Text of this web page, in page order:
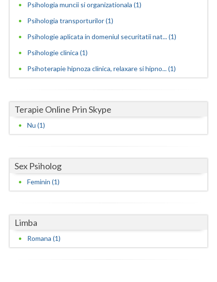
Neamt
Salaj
Sibiu
Suceava
Timis
Tulcea
Vaslui
Vrancea
Psihologia muncii si organizationala (1)
Psihologia transporturilor (1)
Psihologie aplicata in domeniul securitatii nat... (1)
Psihologie clinica (1)
Psihoterapie hipnoza clinica, relaxare si hipno... (1)
Terapie Online Prin Skype
Nu (1)
Sex Psiholog
Feminin (1)
Limba
Romana (1)